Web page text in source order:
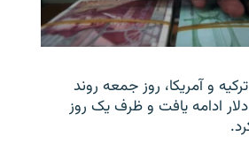
و آمریکا، روز جمعه روند
دلار ادامه یافت و ظرف یک روز